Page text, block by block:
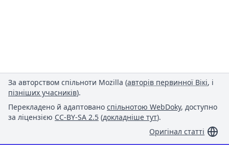
За авторством спільноти Mozilla (авторів первинної Вікі, і
пізніших учасників).
Перекладено й адаптовано спільнотою WebDoky, доступно
за ліцензією CC-BY-SA 2.5 (докладніше тут).
Оригінал статті